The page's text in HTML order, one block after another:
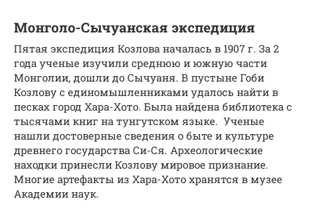
Монголо-Сычуанская экспедиция
Пятая экспедиция Козлова началась в 1907 г. За 2
года ученые изучили среднюю и южную части
Монголии, дошли до Сычуаня. В пустыне Гоби
Козлову с единомышленниками удалось найти в
песках город Хара-Хото. Была найдена библиотека с
тысячами книг на тунгутском языке. Ученые
нашли достоверные сведения о быте и культуре
древнего государства Си-Ся. Археологические
находки принесли Козлову мировое признание.
Многие артефакты из Хара-Хото хранятся в музее
Академии наук.